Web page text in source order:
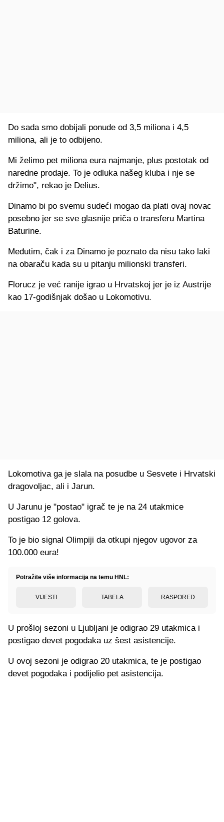
Do sada smo dobijali ponude od 3,5 miliona i 4,5
miliona, ali je to odbijeno.
Mi želimo pet miliona eura najmanje, plus postotak od
naredne prodaje. To je odluka našeg kluba i nje se
držimo", rekao je Delius.
Dinamo bi po svemu sudeći mogao da plati ovaj novac
posebno jer se sve glasnije priča o transferu Martina
Baturine.
Međutim, čak i za Dinamo je poznato da nisu tako laki
na obaraču kada su u pitanju milionski transferi.
Florucz je već ranije igrao u Hrvatskoj jer je iz Austrije
kao 17-godišnjak došao u Lokomotivu.
Lokomotiva ga je slala na posudbe u Sesvete i Hrvatski
dragovoljac, ali i Jarun.
U Jarunu je "postao" igrač te je na 24 utakmice
postigao 12 golova.
To je bio signal Olimpiji da otkupi njegov ugovor za
100.000 eura!
Potražite više informacija na temu HNL:
VIJESTI TABELA RASPORED
U prošloj sezoni u Ljubljani je odigrao 29 utakmica i
postigao devet pogodaka uz šest asistencije.
U ovoj sezoni je odigrao 20 utakmica, te je postigao
devet pogodaka i podijelio pet asistencija.